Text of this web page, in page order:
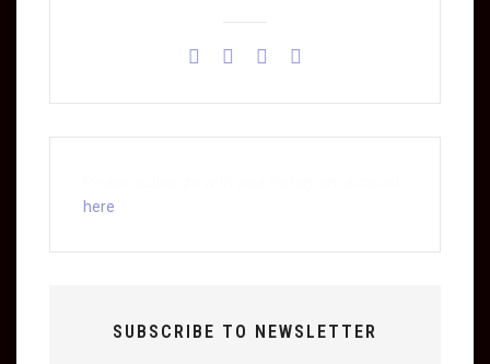
here
SUBSCRIBE TO NEWSLETTER